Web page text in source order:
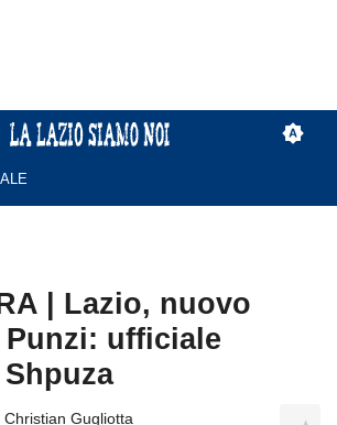
| Lazio, nuovo
ufficiale
Christian Gugliotta